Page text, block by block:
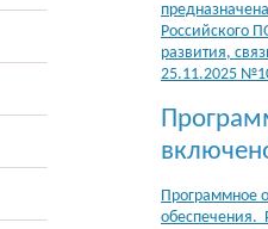
Российского
развития,
25.11.2025
Программное
обеспечения.